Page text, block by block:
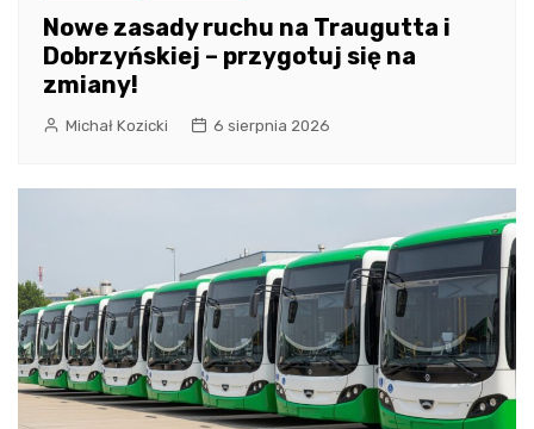
Nowe zasady ruchu na Traugutta i
Dobrzyńskiej – przygotuj się na
zmiany!
Michał Kozicki 6 sierpnia 2026